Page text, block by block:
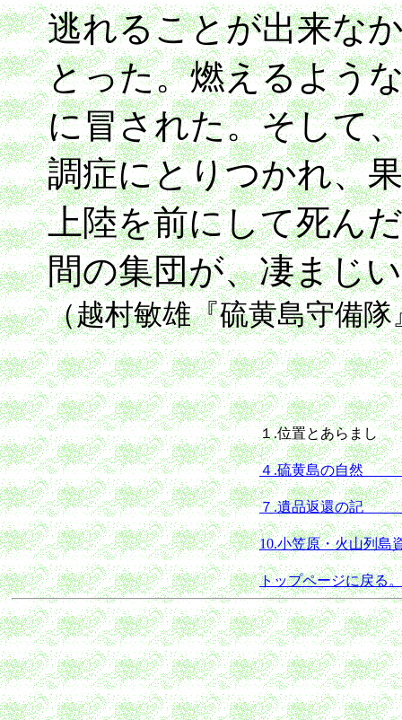
逃れることが出来な
とった。燃えるよう
に冒された。そして
調症にとりつかれ、
上陸を前にして死ん
間の集団が、凄まじ
（越村敏雄『硫黄島守備
１.位置とあらま
.
４.硫黄島の自
.
７.遺品返還の
.
10.小笠原・火山列島
.
トップページに戻る。